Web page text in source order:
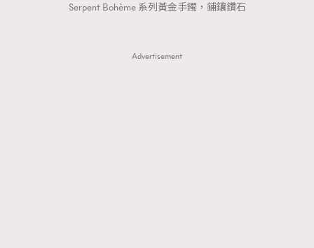
Serpent Bohème 系列黃金手鐲，鋪鑲鑽石
Advertisement